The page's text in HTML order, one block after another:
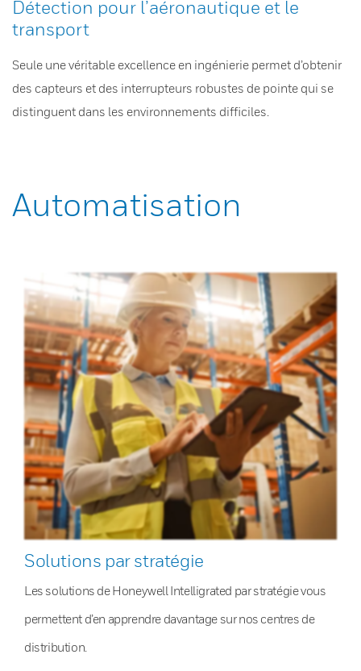
Détection pour l’aéronautique et le
transport
Seule une véritable excellence en ingénierie permet d’obtenir
des capteurs et des interrupteurs robustes de pointe qui se
distinguent dans les environnements difficiles.
Automatisation
Solutions par stratégie
Les solutions de Honeywell Intelligrated par stratégie vous
permettent d’en apprendre davantage sur nos centres de
distribution.